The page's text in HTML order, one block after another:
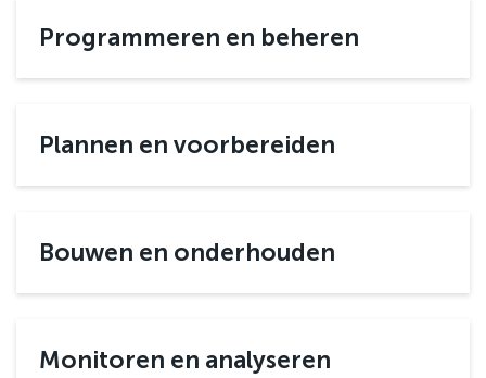
Programmeren en beheren
Plannen en voorbereiden
Bouwen en onderhouden
Monitoren en analyseren